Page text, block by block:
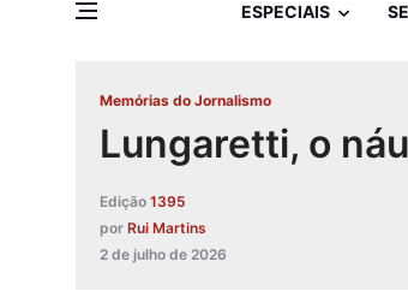
ESPECIAIS
Memórias do Jornalismo
Lungaretti, o
Edição 1395
por Rui Martins
2 de julho de 2026